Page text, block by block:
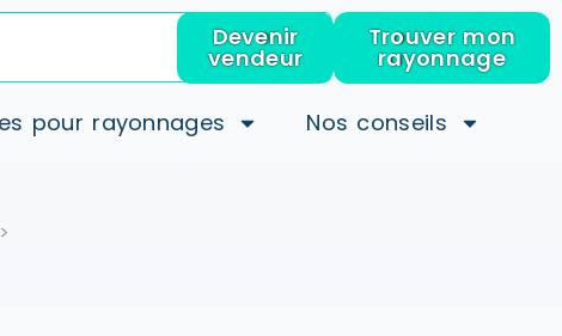
Devenir
vendeur
Trouver mon
rayonnage
pour rayonnages Nos conseils
>